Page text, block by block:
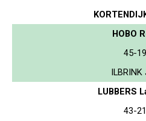
HOBO
45-19
ILBRINK
LUBBERS
43-21